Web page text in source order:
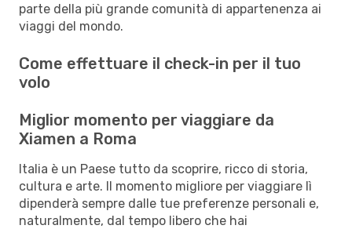
parte della più grande comunità di appartenenza ai
viaggi del mondo.
Come effettuare il check-in per il tuo
volo
Miglior momento per viaggiare da
Xiamen a Roma
Italia è un Paese tutto da scoprire, ricco di storia,
cultura e arte. Il momento migliore per viaggiare lì
dipenderà sempre dalle tue preferenze personali e,
naturalmente, dal tempo libero che hai